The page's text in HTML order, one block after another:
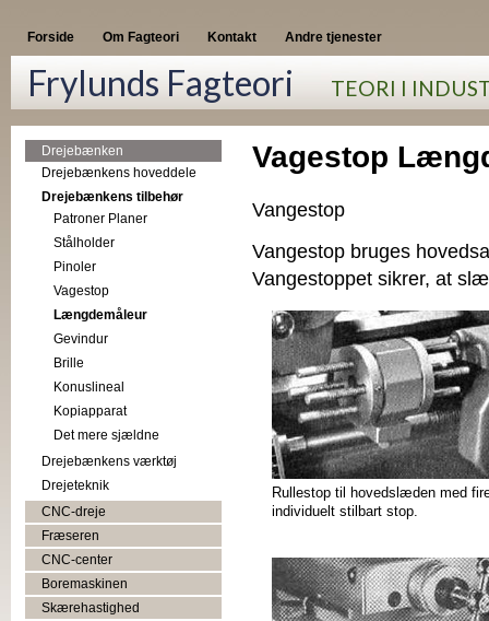
Forside Om Fagteori Kontakt Andre tjenester
Frylunds Fagteori TEORI I
Drejebænken
Drejebænkens hoveddele
Drejebænkens tilbehør
Patroner Planer
Stålholder
Pinoler
Vagestop
Længdemåleur
Gevindur
Brille
Konuslineal
Kopiapparat
Det mere sjældne
Drejebænkens værktøj
Drejeteknik
CNC-dreje
Fræseren
CNC-center
Boremaskinen
Skærehastighed
Vagestop
Vangestop
Vangestop bruges
Vangestoppet sikrer, at
Rullestop til hovedslæden med
individuelt stilbart stop.